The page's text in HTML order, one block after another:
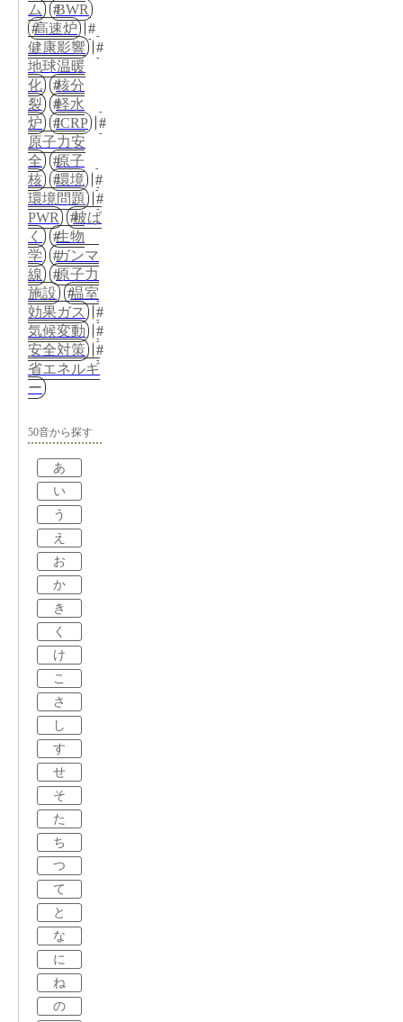
ム
BWR
高速炉
健康影響
地球温暖
化
核分
裂
軽水
炉
ICRP
原子力安
全
原子
核
環境
環境問題
PWR
被ば
く
生物
学
ガンマ
線
原子力
施設
温室
効果ガス
気候変動
安全対策
省エネルギ
ー
50音から探す
あ
い
う
え
お
か
き
く
け
こ
さ
し
す
せ
そ
た
ち
つ
て
と
な
に
ね
の